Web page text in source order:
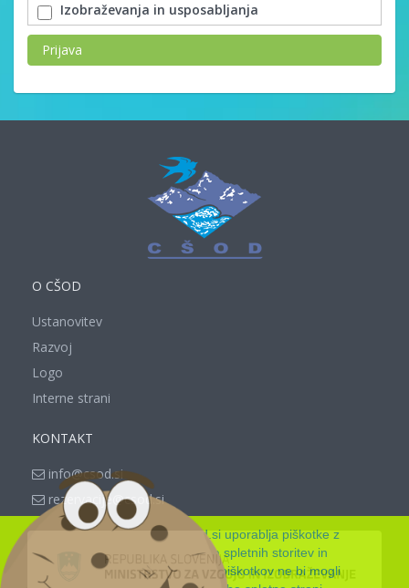
Izobraževanja in usposabljanja
Prijava
O CŠOD
Ustanovitev
Razvoj
Logo
Interne strani
KONTAKT
info@csod.si
rezervacije@csod.si
Spletna stran www.csod.si uporablja piškotke z
namenom zagotavljanja spletnih storitev in
funkcionalnosti, ki jih brez piškotkov ne bi mogli